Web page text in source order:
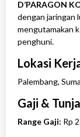
D’PARAGON
dengan jaringan
mengutamakan
penghuni.
Lokasi
Palembang,
Gaji &
Range Gaji: Rp